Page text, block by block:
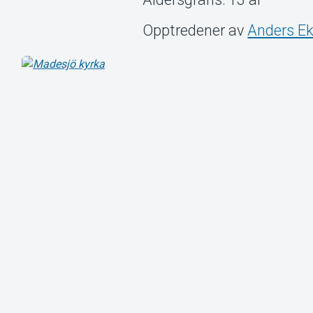
Opptredener av Anders